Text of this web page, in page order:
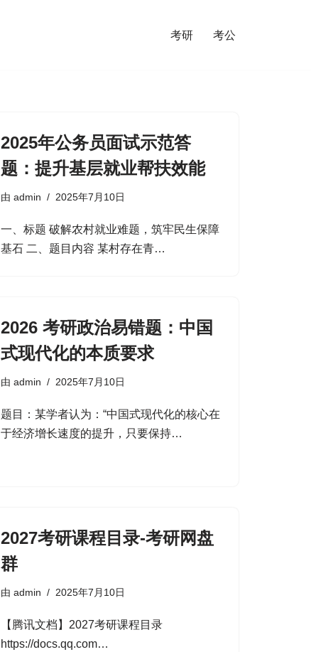
考研 考公
2025年公务员面试示范答
题：提升基层就业帮扶效能
由 admin 2025年7月10日
一、标题 破解农村就业难题，筑牢民生保障
基石 二、题目内容 某村存在青…
2026 考研政治易错题：中国
式现代化的本质要求
由 admin 2025年7月10日
题目：某学者认为：“中国式现代化的核心在
于经济增长速度的提升，只要保持…
2027考研课程目录-考研网盘
群
由 admin 2025年7月10日
【腾讯文档】2027考研课程目录
https://docs.qq.com…